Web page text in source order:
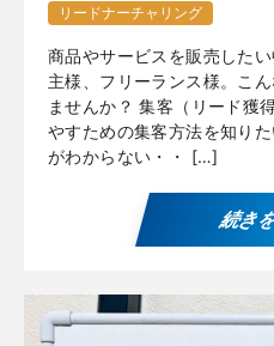
リードナーチャリング
商品やサービスを販売した
主様、フリーランス様。こ
ませんか？ 集客（リード獲
やすための集客方法を知り
がわからない・・ […]
続き